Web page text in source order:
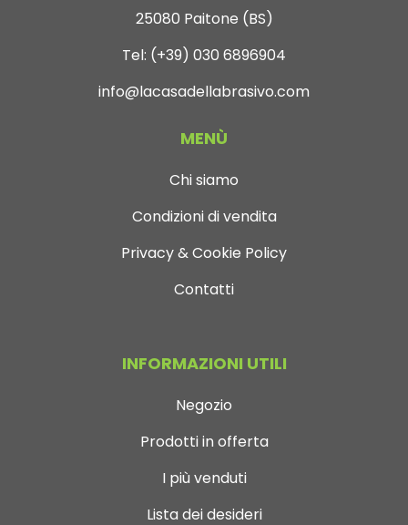
25080 Paitone (BS)
Tel: (+39) 030 6896904
info@lacasadellabrasivo.com
MENÙ
Chi siamo
Condizioni di vendita
Privacy & Cookie Policy
Contatti
INFORMAZIONI UTILI
Negozio
Prodotti in offerta
I più venduti
Lista dei desideri